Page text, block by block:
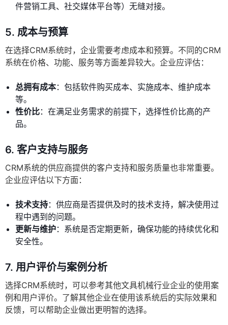
件营销工具、社交媒体平台等）无缝对接。
5. 成本与预算
在选择CRM系统时，企业需要考虑成本和预算。不同的CRM
系统在价格、功能、服务等方面差异较大。企业应评估：
总拥有成本：包括软件购买成本、实施成本、维护成本
等。
性价比：在满足业务需求的前提下，选择性价比高的产
品。
6. 客户支持与服务
CRM系统的供应商提供的客户支持和服务质量也非常重要。
企业应评估以下方面：
技术支持：供应商是否提供及时的技术支持，解决使用过
程中遇到的问题。
更新与维护：系统是否定期更新，确保功能的持续优化和
安全性。
7. 用户评价与案例分析
选择CRM系统时，可以参考其他文具机械行业企业的使用案
例和用户评价。了解其他企业在使用该系统后的实际效果和
反馈，可以帮助企业做出更明智的选择。